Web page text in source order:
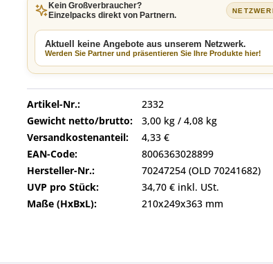
Kein Großverbraucher?
Einzelpacks direkt von Partnern.
Aktuell keine Angebote aus unserem Netzwerk.
Werden Sie Partner und präsentieren Sie Ihre Produkte hier!
Artikel-Nr.:
2332
Gewicht netto/brutto:
3,00 kg / 4,08 kg
Versandkostenanteil:
4,33 €
EAN-Code:
8006363028899
Hersteller-Nr.:
70247254 (OLD 70241682)
UVP pro Stück:
34,70 € inkl. USt.
Maße (HxBxL):
210x249x363 mm